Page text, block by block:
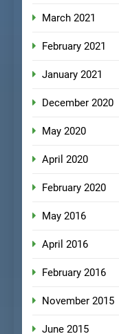
March 2021
February 2021
January 2021
December 2020
May 2020
April 2020
February 2020
May 2016
April 2016
February 2016
November 2015
June 2015